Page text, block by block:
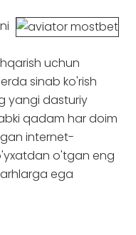
uchun
sinab ko'rish
yangi dasturiy
qadam har doim
internet-
o'tgan eng
ega